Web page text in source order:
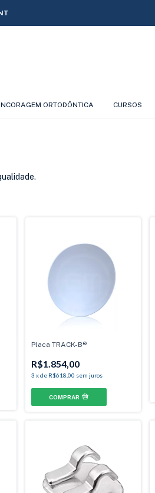
ORTODÔNTICA CURSOS
Placa TRACK-B®
R$1.854,00
3 xde R$618,00 sem juros
COMPRAR